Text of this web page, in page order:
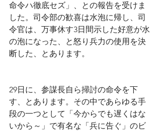
命令ハ徹底セズ」、との報告を受けま
した。司令部の歓喜は水泡に帰し、司
令官は、万事休す3日間示した好意が水
の泡になった、と怒り兵力の使用を決
断した、とあります。
29日に、参謀長自ら掃討の命令を下
す、とあります。その中であらゆる手
段の一つとして「今からでも遅くはな
いから～」で有名な「兵に告ぐ」のビ